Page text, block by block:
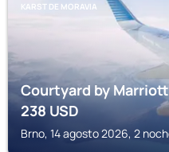
KARST DE MORAVIA
Courtyard by
238USD
Brno, 14 agosto 2026, 2